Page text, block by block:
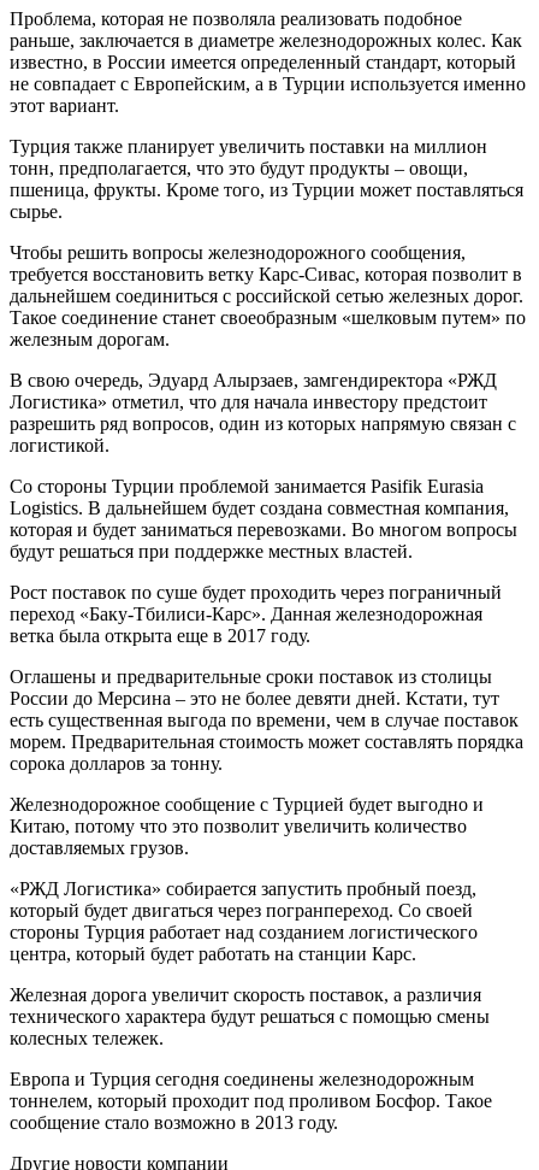
Проблема, которая не позволяла реализовать подобное
раньше, заключается в диаметре железнодорожных колес. Как
известно, в России имеется определенный стандарт, который
не совпадает с Европейским, а в Турции используется именно
этот вариант.
Турция также планирует увеличить поставки на миллион
тонн, предполагается, что это будут продукты – овощи,
пшеница, фрукты. Кроме того, из Турции может поставляться
сырье.
Чтобы решить вопросы железнодорожного сообщения,
требуется восстановить ветку Карс-Сивас, которая позволит в
дальнейшем соединиться с российской сетью железных дорог.
Такое соединение станет своеобразным «шелковым путем» по
железным дорогам.
В свою очередь, Эдуард Алырзаев, замгендиректора «РЖД
Логистика» отметил, что для начала инвестору предстоит
разрешить ряд вопросов, один из которых напрямую связан с
логистикой.
Со стороны Турции проблемой занимается Pasifik Eurasia
Logistics. В дальнейшем будет создана совместная компания,
которая и будет заниматься перевозками. Во многом вопросы
будут решаться при поддержке местных властей.
Рост поставок по суше будет проходить через пограничный
переход «Баку-Тбилиси-Карс». Данная железнодорожная
ветка была открыта еще в 2017 году.
Оглашены и предварительные сроки поставок из столицы
России до Мерсина – это не более девяти дней. Кстати, тут
есть существенная выгода по времени, чем в случае поставок
морем. Предварительная стоимость может составлять порядка
сорока долларов за тонну.
Железнодорожное сообщение с Турцией будет выгодно и
Китаю, потому что это позволит увеличить количество
доставляемых грузов.
«РЖД Логистика» собирается запустить пробный поезд,
который будет двигаться через погранпереход. Со своей
стороны Турция работает над созданием логистического
центра, который будет работать на станции Карс.
Железная дорога увеличит скорость поставок, а различия
технического характера будут решаться с помощью смены
колесных тележек.
Европа и Турция сегодня соединены железнодорожным
тоннелем, который проходит под проливом Босфор. Такое
сообщение стало возможно в 2013 году.
Другие новости компании